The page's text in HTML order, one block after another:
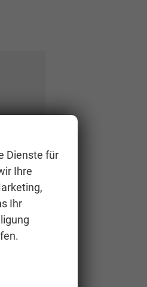
vorhanden
vorhanden
Dienste für
Ihre
Ihr